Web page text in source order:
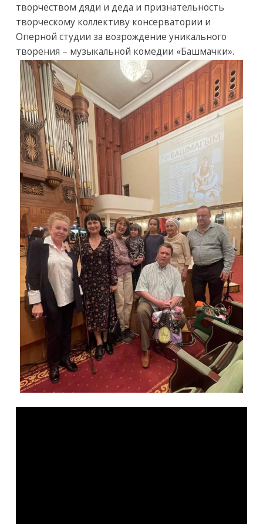
творчеством дяди и деда и признательность
творческому коллективу консерватории и
Оперной студии за возрождение уникального
творения – музыкальной комедии «Башмачки».